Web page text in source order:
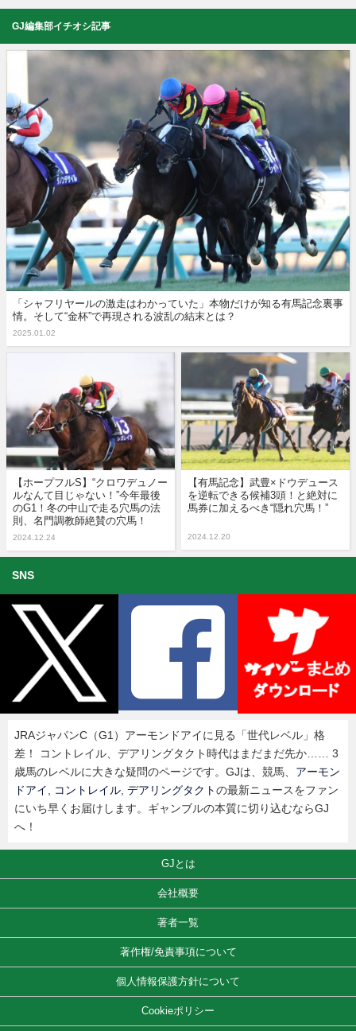
GJ編集部イチオシ記事
「シャフリヤールの激走はわかっていた」本物だけが知る有馬記念裏事
情。そして“金杯”で再現される波乱の結末とは？
2025.01.02
【ホープフルS】“クロワデュノー
ルなんて目じゃない！”今年最後
のG1！冬の中山で走る穴馬の法
則、名門調教師絶賛の穴馬！
2024.12.24
【有馬記念】武豊×ドウデュース
を逆転できる候補3頭！と絶対に
馬券に加えるべき“隠れ穴馬！”
2024.12.20
SNS
JRAジャパンC（G1）アーモンドアイに見る「世代レベル」格
差！ コントレイル、デアリングタクト時代はまだまだ先か…… 3
歳馬のレベルに大きな疑問のページです。GJは、競馬、 アーモン
ドアイ
コントレイル デアリングタクトの最新ニュースをファン
にいち早くお届けします。ギャンブルの本質に切り込むならGJ
へ！
GJとは
会社概要
著者一覧
著作権/免責事項について
個人情報保護方針について
Cookieポリシー